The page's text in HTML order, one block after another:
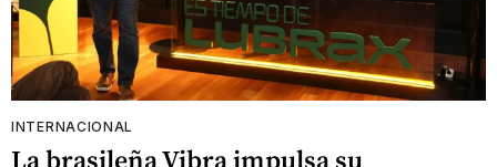
INTERNACIONAL